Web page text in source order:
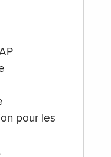
pour les